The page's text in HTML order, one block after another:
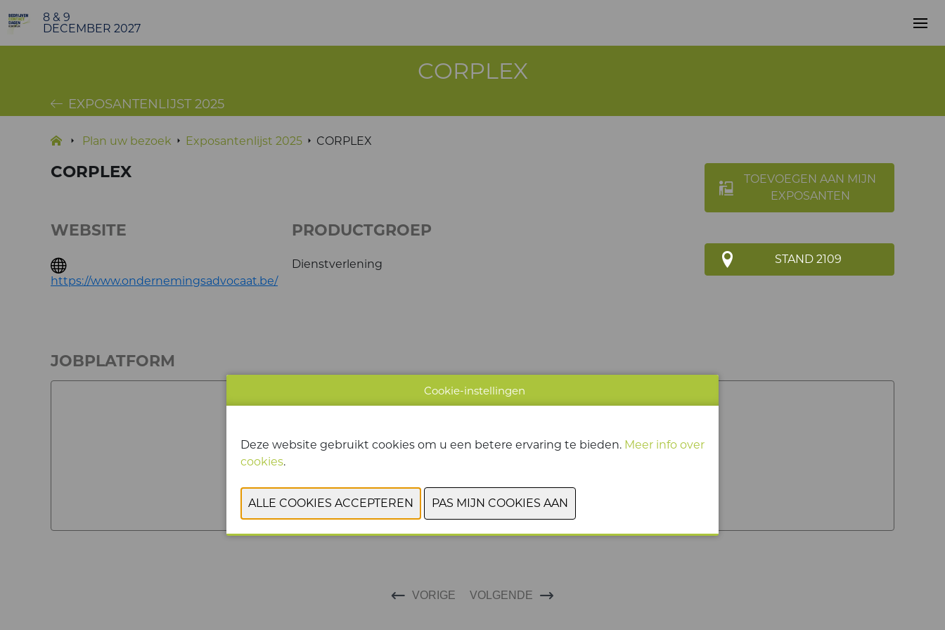
8 & 9
DECEMBER 2027
CORPLEX
EXPOSANTENLIJST 2025
Plan uw bezoek Exposantenlijst 2025 CORPLEX
CORPLEX
TOEVOEGEN AAN MIJN
EXPOSANTEN
STAND 2109
WEBSITE
https://www.ondernemingsadvocaat.be/
PRODUCTGROEP
Dienstverlening
JOBPLATFORM
ADVOCAAT / STAGIAIR ONDERNEMINGSRECHT
MEER INFO
VORIGE VOLGENDE
Cookie-instellingen
Deze website gebruikt cookies om u een betere ervaring te bieden. Meer info over
cookies.